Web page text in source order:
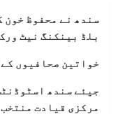
سندھ نے محفوظ خون
بلڈ بینکنگ نیٹ
خواتین صحافیوں
جیئے سندھ
مرکزی قیادت منتخب